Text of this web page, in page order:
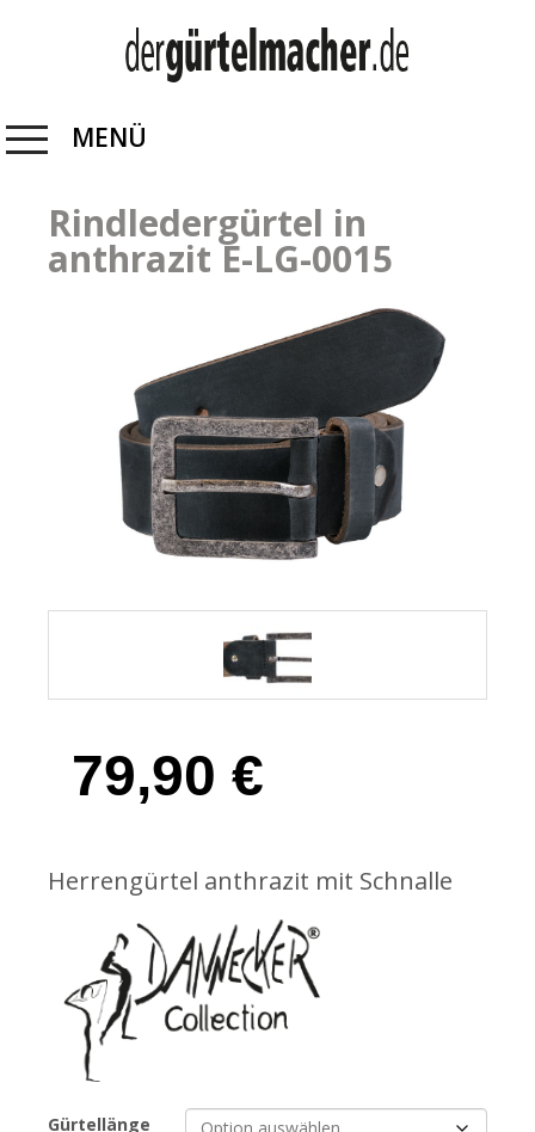
MENÜ
Rindledergürtel in
anthrazit E-LG-0015
79,90 €
Herrengürtel anthrazit mit Schnalle
Gürtellänge